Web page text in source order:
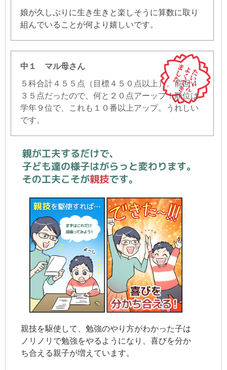
娘が久しぶりに生き生きと楽しそうに算数に取り
組んでいることが何より嬉しいです。
中１ マル母さん
５科合計４５５点（目標４５０点以上）。前回４
３５点だったので、何と２０点アーップ！順位は
学年９位で、これも１０番以上アップ。うれしい
です。
親技を駆使して、勉強のやり方がわかった子は
ノリノリで勉強をやるようになり、喜びを分か
ち合える親子が増えています。